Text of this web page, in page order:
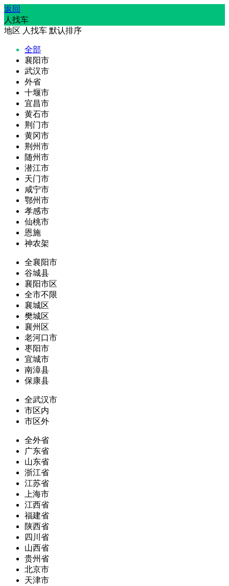
返回
人找车
地区 人找车 默认排序
全部
襄阳市
武汉市
外省
十堰市
宜昌市
黄石市
荆门市
黄冈市
荆州市
随州市
潜江市
天门市
咸宁市
鄂州市
孝感市
仙桃市
恩施
神农架
全襄阳市
谷城县
襄阳市区
全市不限
襄城区
樊城区
襄州区
老河口市
枣阳市
宜城市
南漳县
保康县
全武汉市
市区内
市区外
全外省
广东省
山东省
浙江省
江苏省
上海市
江西省
福建省
陕西省
四川省
山西省
贵州省
北京市
天津市